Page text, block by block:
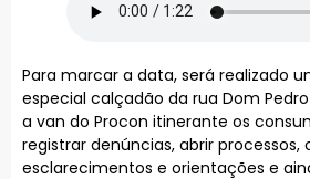
Para marcar a data, será realizado
especial calçadão da rua Dom Pedro
a van do Procon itinerante os
registrar denúncias, abrir processos,
esclarecimentos e orientações e